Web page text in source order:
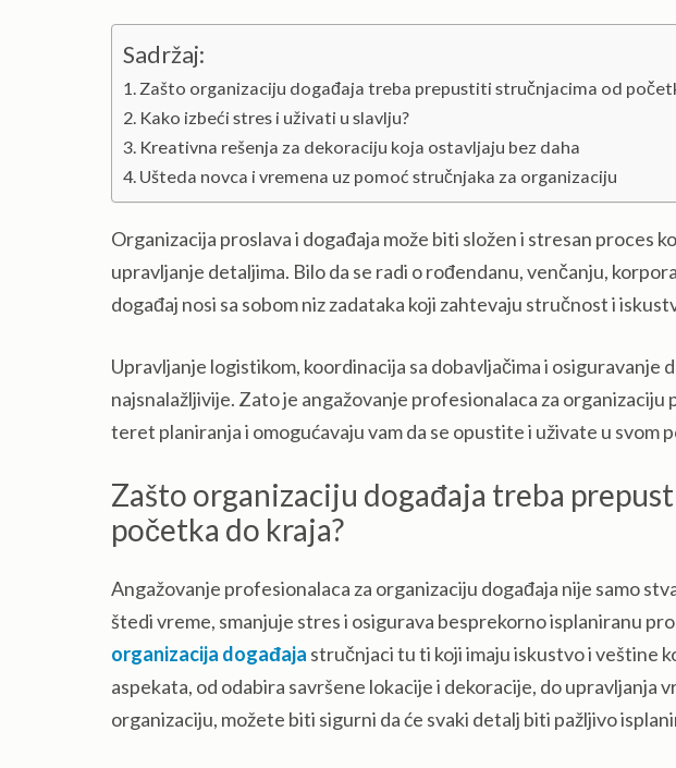
Sadržaj:
Zašto organizaciju događaja treba prepustiti stručnjacima od
Kako izbeći stres i uživati u slavlju?
Kreativna rešenja za dekoraciju koja ostavljaju bez daha
Ušteda novca i vremena uz pomoć stručnjaka za organizaciju
Organizacija proslava i događaja može biti složen i stresan proces
upravljanje detaljima. Bilo da se radi o rođendanu, venčanju,
događaj nosi sa sobom niz zadataka koji zahtevaju stručnost i
Upravljanje logistikom, koordinacija sa dobavljačima i osiguravanje
najsnalažljivije. Zato je angažovanje profesionalaca za organizaciju
teret planiranja i omogućavaju vam da se opustite i uživate u svom
Zašto organizaciju događaja treba
početka do kraja?
Angažovanje profesionalaca za organizaciju događaja nije samo
štedi vreme, smanjuje stres i osigurava besprekorno isplaniranu
organizacija događaja stručnjaci tu ti koji imaju iskustvo i veštine
aspekata, od odabira savršene lokacije i dekoracije, do upravljanja
organizaciju, možete biti sigurni da će svaki detalj biti pažljivo